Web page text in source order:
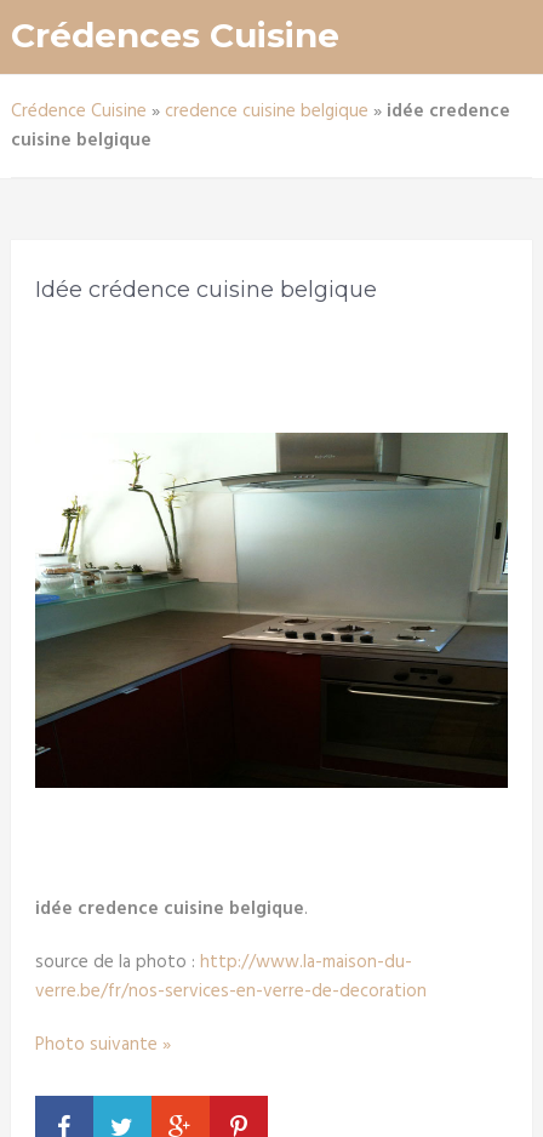
Crédences Cuisine
Crédence Cuisine » credence cuisine belgique » idée credence
cuisine belgique
Idée crédence cuisine belgique
idée credence cuisine belgique.
source de la photo : http://www.la-maison-du-
verre.be/fr/nos-services-en-verre-de-decoration
Photo suivante »